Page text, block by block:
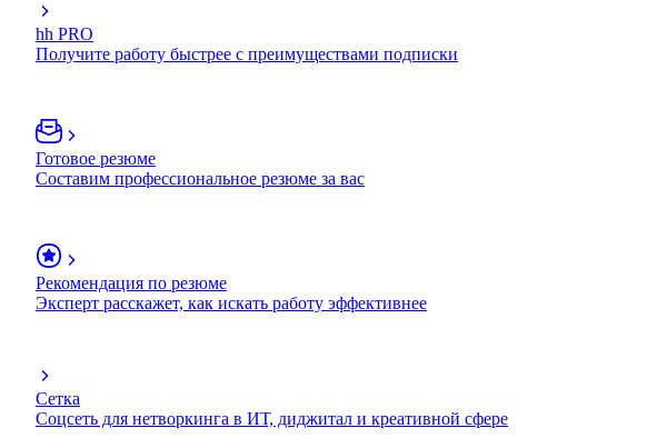
hh PRO
Получите работу быстрее с преимуществами подписки
Готовое резюме
Составим профессиональное резюме за вас
Рекомендация по резюме
Эксперт расскажет, как искать работу эффективнее
Сетка
Соцсеть для нетворкинга в ИТ, диджитал и креативной сфере